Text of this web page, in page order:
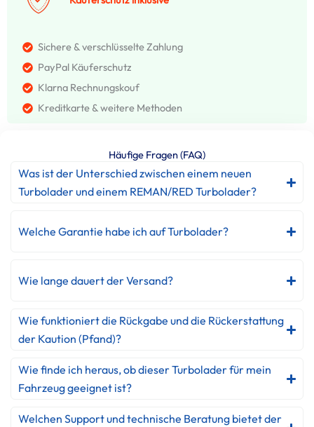
Sichere & verschlüsselte Zahlung
PayPal Käuferschutz
Klarna Rechnungskouf
Kreditkarte & weitere Methoden
Häufige Fragen (FAQ)
Was ist der Unterschied zwischen einem neuen
Turbolader und einem REMAN/RED Turbolader?
Welche Garantie habe ich auf Turbolader?
Wie lange dauert der Versand?
Wie funktioniert die Rückgabe und die Rückerstattung
der Kaution (Pfand)?
Wie finde ich heraus, ob dieser Turbolader für mein
Fahrzeug geeignet ist?
Welchen Support und technische Beratung bietet der